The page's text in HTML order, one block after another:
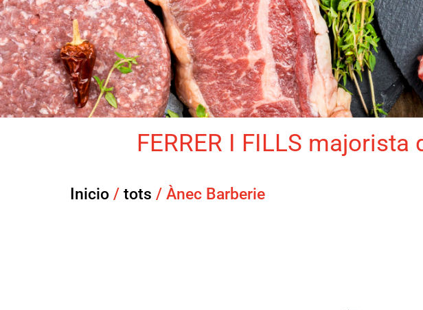
FERRER I FILLS
Inicio / tots / Ànec Barberie